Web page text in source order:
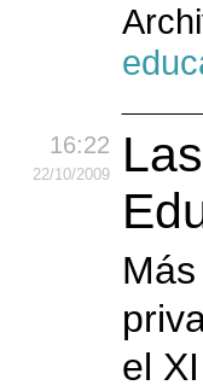
16:22
22/10/2009
el